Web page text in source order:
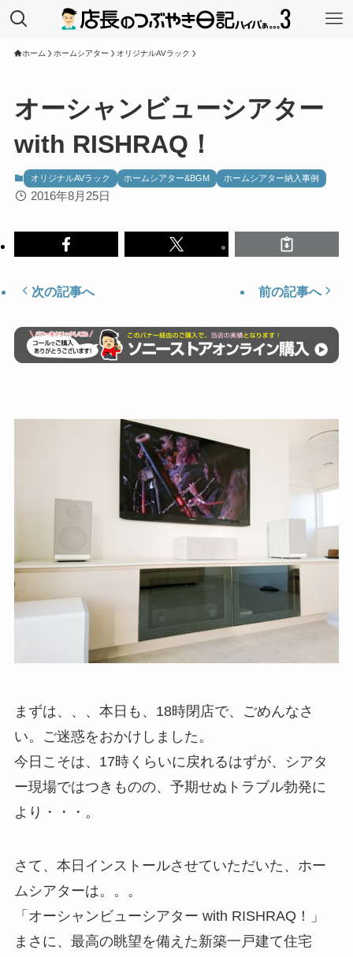
ホーム ホームシアター オリジナルAVラック
オーシャンビューシアター
with RISHRAQ！
オリジナルAVラック ホームシアター&BGM ホームシアター納入事例
2016年8月25日
次の記事へ 前の記事へ
まずは、、、本日も、18時閉店で、ごめんなさ
い。ご迷惑をおかけしました。
今日こそは、17時くらいに戻れるはずが、シアタ
ー現場ではつきものの、予期せぬトラブル勃発に
より・・・。
さて、本日インストールさせていただいた、ホー
ムシアターは。。。
「オーシャンビューシアター with RISHRAQ！」
まさに、最高の眺望を備えた新築一戸建て住宅